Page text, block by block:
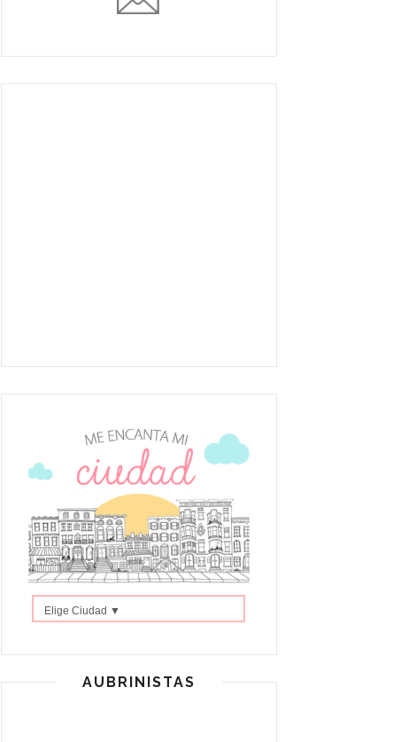
Elige Ciudad ▼
AUBRINISTAS